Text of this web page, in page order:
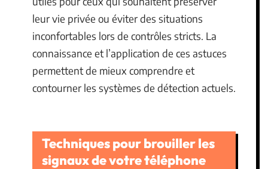
leur vie privée ou éviter des situations
inconfortables lors de contrôles stricts. La
connaissance et l’application de ces astuces
permettent de mieux comprendre et
contourner les systèmes de détection actuels.
Techniques pour brouiller les
signaux de votre téléphone